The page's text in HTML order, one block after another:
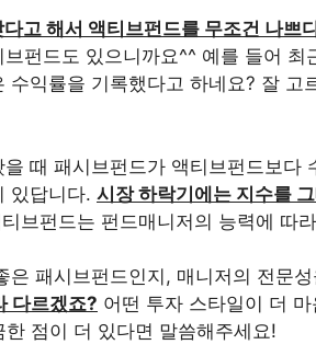
고 해서 액티브펀드를 무조건 나쁘
펀드도 있으니까요^^ 예를 들어
수익률을 기록했다고 하네요? 잘 고
때 패시브펀드가 액티브펀드보다
있답니다. 시장 하락기에는 지수를
브펀드는 펀드매니저의 능력에 따
은 패시브펀드인지, 매니저의 전문
다르겠죠? 어떤 투자 스타일이 더
한 점이 더 있다면 말씀해주세요!